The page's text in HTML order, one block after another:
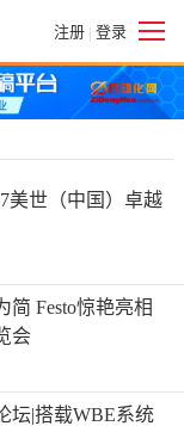
注册 | 登录
美世（中国）卓越
简 Festo惊艳亮相
会
坛|搭载WBE系统